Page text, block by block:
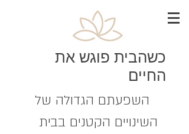
כשהבית פוגש את
החיים
השפעתם הגדולה של
השינויים הקטנים בבית